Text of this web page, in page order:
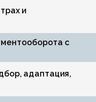
и
с
адаптация,